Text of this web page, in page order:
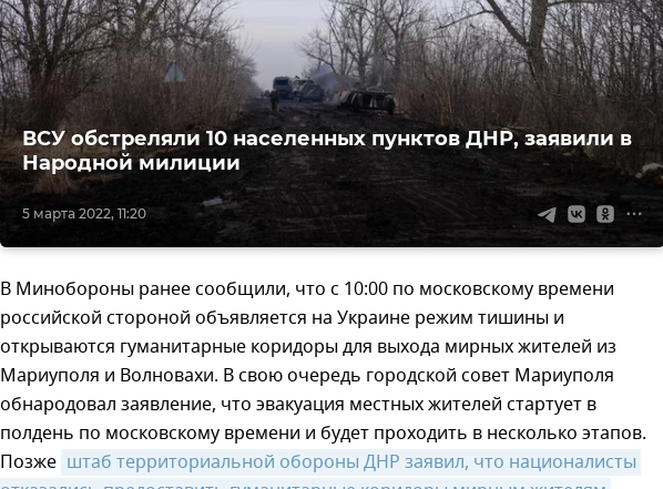
5 марта 2022, 11:20
ВСУ обстреляли 10 населенных пунктов ДНР, заявили в
Народной милиции
В Минобороны ранее сообщили, что с 10:00 по московскому времени
российской стороной объявляется на Украине режим тишины и
открываются гуманитарные коридоры для выхода мирных жителей из
Мариуполя и Волновахи. В свою очередь городской совет Мариуполя
обнародовал заявление, что эвакуация местных жителей стартует в
полдень по московскому времени и будет проходить в несколько этапов.
Позже штаб территориальной обороны ДНР заявил, что националисты